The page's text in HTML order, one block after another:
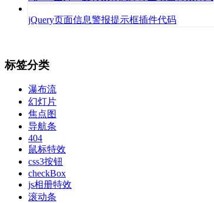
jQuery页面信息警报提示框插件代码
标签分类
瀑布流
幻灯片
焦点图
导航条
404
鼠标特效
css3按钮
checkBox
js相册特效
滚动条